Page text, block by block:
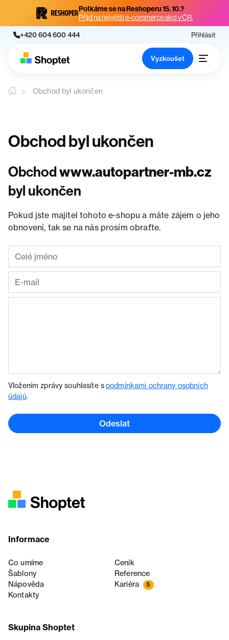
Potkáme se na Reshoperu 15. 10.?
Přijď na největší e-commerce akci v ČR.
+420 604 600 444 Přihlásit
Vyzkoušet
Obchod byl ukončen
Obchod byl ukončen
Obchodwww.autopartner-mb.cz
byl ukončen
Pokud jste majitel tohoto e-shopu a máte zájem o jeho
obnovení, tak se na nás prosím obraťte.
Vložením zprávy souhlasíte spodmínkami ochrany osobních
údajů.
Odeslat
Informace
Co umíme
Ceník
Šablony
Reference
Nápověda
Kariéra 5
Kontakty
Skupina Shoptet